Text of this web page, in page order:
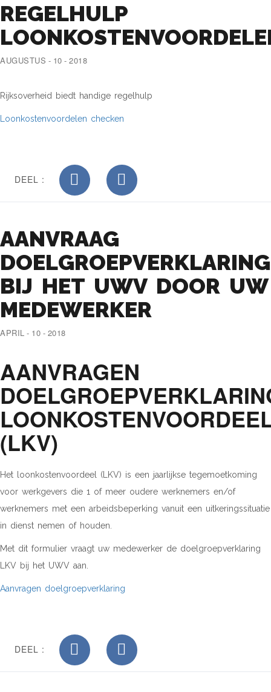
REGELHULP
AUGUSTUS - 10 - 2018
Rijksoverheid biedt handige regelhulp
Loonkostenvoordelen checken
DEEL :
AANVRAAG
DOELGROEPVERKLARING
BIJ HET UWV DOOR UW
MEDEWERKER
APRIL - 10 - 2018
AANVRAGEN
(LKV)
Het loonkostenvoordeel (LKV) is een jaarlijkse tegemoetkoming
voor werkgevers die 1 of meer oudere werknemers en/of
werknemers met een arbeidsbeperking vanuit een uitkeringssituatie
in dienst nemen of houden.
Met dit formulier vraagt uw medewerker de doelgroepverklaring
LKV bij het UWV aan.
Aanvragen doelgroepverklaring
DEEL :